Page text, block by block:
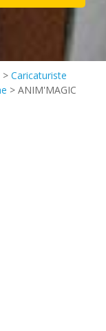
> Caricaturiste
> ANIM'MAGIC